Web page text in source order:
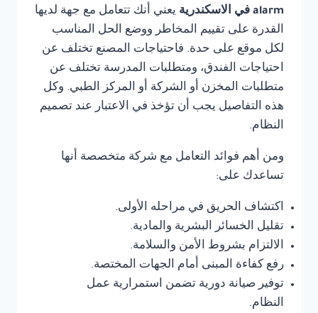
alarm في الاسكندرية
يعني أنك تتعامل مع جهة لديها
القدرة على تقييم المخاطر ووضع الحل المناسب
لكل موقع على حدة. فاحتياجات المصنع تختلف عن
احتياجات الفندق، ومتطلبات المدرسة تختلف عن
متطلبات المخزن أو الشركة أو المركز الطبي. وكل
هذه التفاصيل يجب أن تؤخذ في الاعتبار عند تصميم
النظام.
ومن أهم فوائد التعامل مع شركة متخصصة أنها
تساعدك على:
اكتشاف الحريق في مراحله الأولى.
تقليل الخسائر البشرية والمادية.
الالتزام بشروط الأمن والسلامة.
رفع كفاءة المبنى أمام الجهات المختصة.
توفير صيانة دورية تضمن استمرارية عمل
النظام.